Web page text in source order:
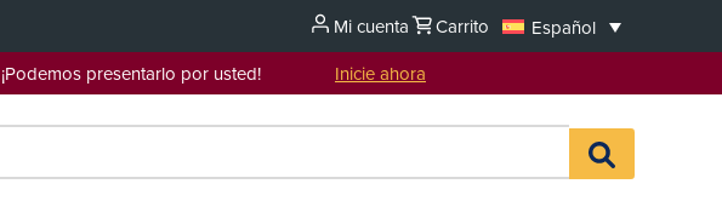
Mi cuenta Carrito
Español
¡Podemos presentarlo por usted! Inicie ahora
Search
for:BUSCAR
EN